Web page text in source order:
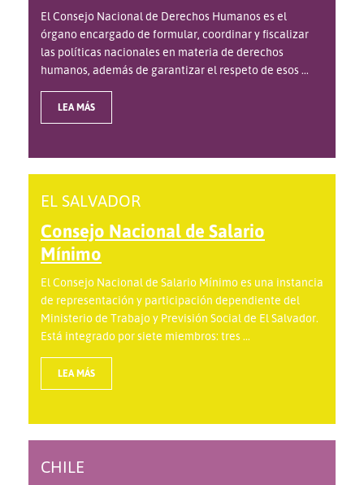
El Consejo Nacional de Derechos Humanos es el
órgano encargado de formular, coordinar y fiscalizar
las políticas nacionales en materia de derechos
humanos, además de garantizar el respeto de esos ...
LEA MÁS
EL SALVADOR
Consejo Nacional de Salario
Mínimo
El Consejo Nacional de Salario Mínimo es una instancia
de representación y participación dependiente del
Ministerio de Trabajo y Previsión Social de El Salvador.
Está integrado por siete miembros: tres ...
LEA MÁS
CHILE